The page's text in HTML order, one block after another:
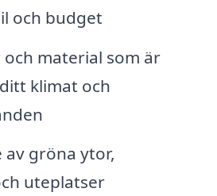
och budget
och material som är
klimat och
gröna ytor,
uteplatser